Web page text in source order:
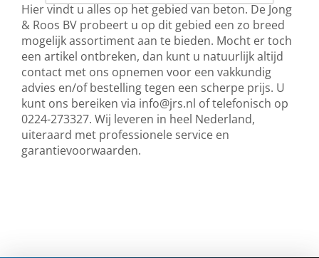
Hier vindt u alles op het gebied van beton. De Jong
& Roos BV probeert u op dit gebied een zo breed
mogelijk assortiment aan te bieden. Mocht er toch
een artikel ontbreken, dan kunt u natuurlijk altijd
contact met ons opnemen voor een vakkundig
advies en/of bestelling tegen een scherpe prijs. U
kunt ons bereiken via info@jrs.nl of telefonisch op
0224-273327. Wij leveren in heel Nederland,
uiteraard met professionele service en
garantievoorwaarden.